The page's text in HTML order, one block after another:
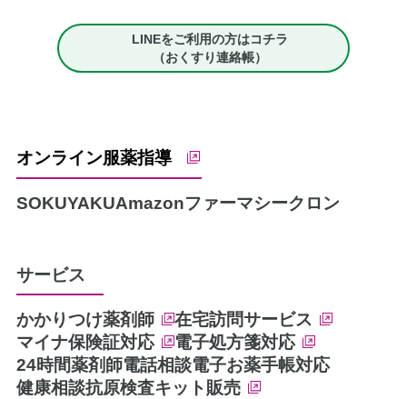
LINEをご利用の方はコチラ
（おくすり連絡帳）
オンライン服薬指導
SOKUYAKUAmazonファーマシークロン
サービス
かかりつけ薬剤師
在宅訪問サービス
マイナ保険証対応
電子処方箋対応
24時間薬剤師電話相談電子お薬手帳対応
健康相談抗原検査キット販売